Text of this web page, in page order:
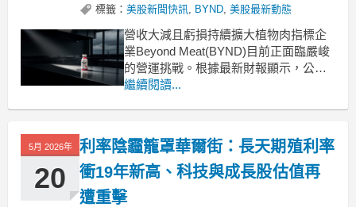
標籤： 美股新聞快訊, BYND, 美股最新動態
營收大減且虧損持續擴大植物肉指標企
業Beyond Meat(BYND)目前正面臨嚴峻
的營運挑戰。根據最新財報顯示，公司
第一季營收較前一年同期下滑約15.3%，
的利潤水準仍無法帶動公司順利轉虧為
盈。數據顯示，上季共虧損41
繼續閱讀...
5月 2026年
20
利率陰霾籠罩華爾街：長天期殖利率
衝19年新高、科技與成長股估值再
遭重擊